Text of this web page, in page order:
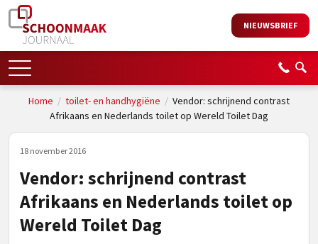
NIEUWSBRIEF
Home / toilet- en handhygiëne / Vendor: schrijnend contrast
Afrikaans en Nederlands toilet op Wereld Toilet Dag
18 november 2016
Vendor: schrijnend contrast
Afrikaans en Nederlands toilet op
Wereld Toilet Dag